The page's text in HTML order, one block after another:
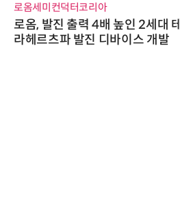
로옴세미컨덕터코리아
로옴, 발진 출력 4배 높인 2세대 테
라헤르츠파 발진 디바이스 개발